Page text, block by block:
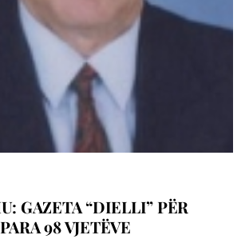
GAZETA “DIELLI” PËR
98 VJETËVE